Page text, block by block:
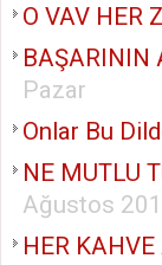
O VAV HER
BAŞARININ
Pazar
Onlar Bu
NE MUTLU
Ağustos
HER